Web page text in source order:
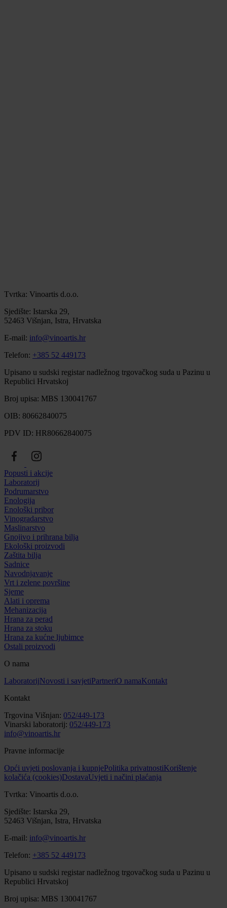
Tvrtka: Vinoartis d.o.o.
Sjedište: Istarska 29,
52463 Višnjan, Istra, Hrvatska
E-mail: info@vinoartis.hr
Telefon: +385 52 449173
Upisano u sudski registar nadležnog trgovačkog suda u Pazinu u
Republici Hrvatskoj
Broj upisa: MBS 130041767
OIB: 80662840075
PDV ID: HR80662840075
Popusti i akcije
Laboratorij
Podrumarstvo
Enologija
Enološki pribor
Vinogradarstvo
Maslinarstvo
Gnojivo i prihrana bilja
Ekološki proizvodi
Zaštita bilja
Sadnice
Navodnjavanje
Vrt i zelene površine
Sjeme
Alati i oprema
Mehanizacija
Hrana za perad
Hrana za stoku
Hrana za kućne ljubimce
Ostali proizvodi
O nama
LaboratorijNovosti i savjetiPartneriO namaKontakt
Kontakt
Trgovina Višnjan: 052/449-173
Vinarski laboratorij: 052/449-173
info@vinoartis.hr
Pravne informacije
Opći uvjeti poslovanja i kupnjePolitika privatnostiKorištenje
kolačića (cookies)DostavaUvjeti i načini plaćanja
Tvrtka: Vinoartis d.o.o.
Sjedište: Istarska 29,
52463 Višnjan, Istra, Hrvatska
E-mail: info@vinoartis.hr
Telefon: +385 52 449173
Upisano u sudski registar nadležnog trgovačkog suda u Pazinu u
Republici Hrvatskoj
Broj upisa: MBS 130041767